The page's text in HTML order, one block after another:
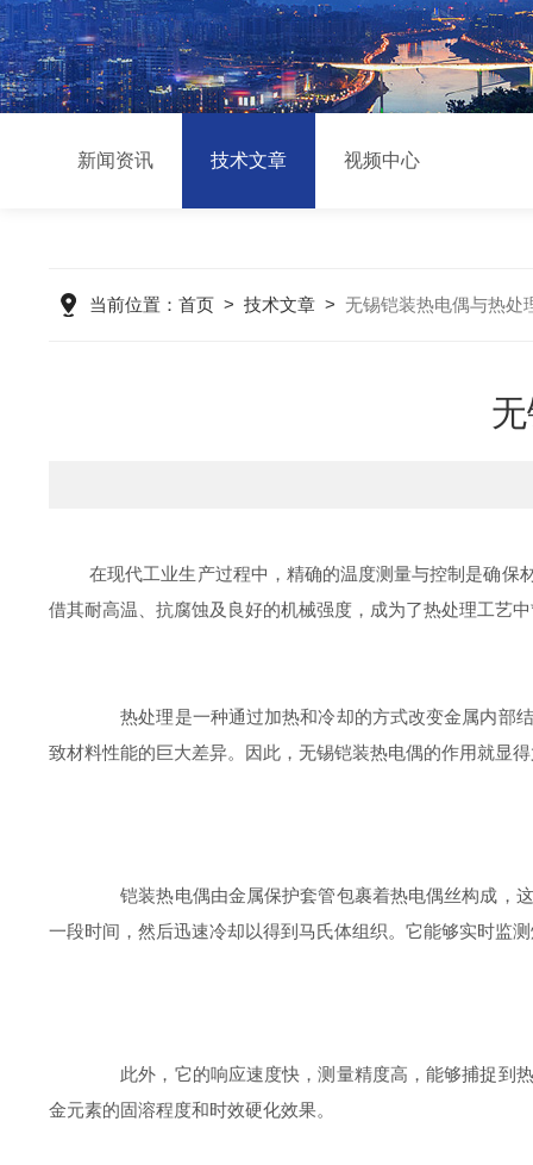
新闻资讯 技术文章 视频中心
当前位置： 首页> 技术文章> 无锡铠装热电偶与热处
在现代工业生产过程中，精确的温度测量与控制是确保材
借其耐高温、抗腐蚀及良好的机械强度，成为了热处理工艺
热处理是一种通过加热和冷却的方式改变金属内部结
致材料性能的巨大差异。因此，无锡铠装热电偶的作用就显
铠装热电偶由金属保护套管包裹着热电偶丝构成，这
一段时间，然后迅速冷却以得到马氏体组织。它能够实时监
此外，它的响应速度快，测量精度高，能够捕捉到热
金元素的固溶程度和时效硬化效果。